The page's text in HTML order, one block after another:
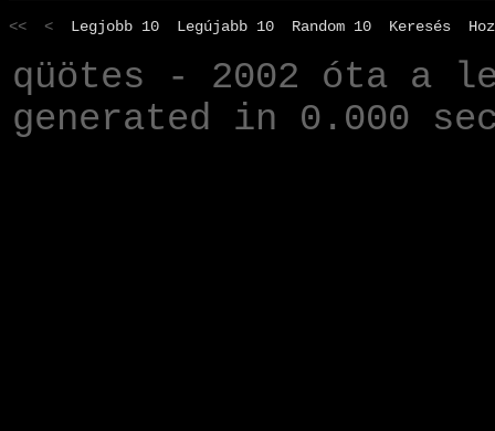
<< < Legjobb 10 Legújabb 10 Random 10 Keresés
qüötes - 2002 óta a
generated in 0.000